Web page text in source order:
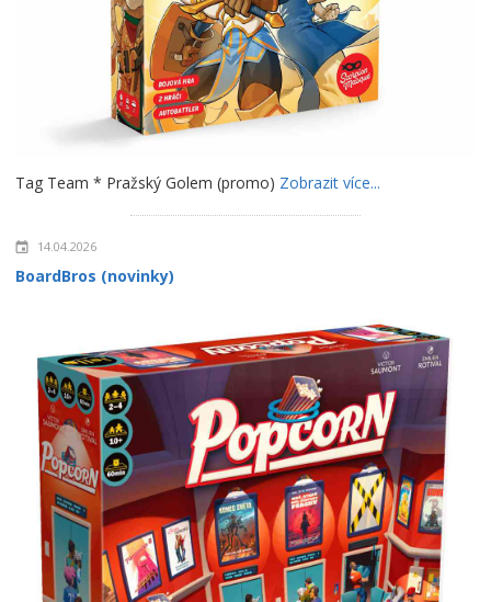
Tag Team * Pražský Golem (promo) Zobrazit více...
14.04.2026
BoardBros (novinky)